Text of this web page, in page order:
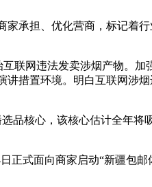
承担、优化营商，标记着行
联网违法发卖涉烟产物。加
措置环境。明白互联网涉
核心，该核心估计全年将
式面向商家启动“新疆包邮